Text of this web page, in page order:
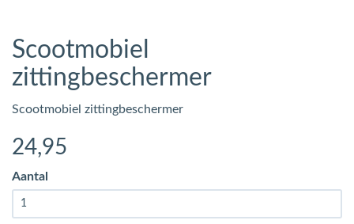
Scootmobiel
zittingbeschermer
Scootmobiel zittingbeschermer
24,95
Aantal